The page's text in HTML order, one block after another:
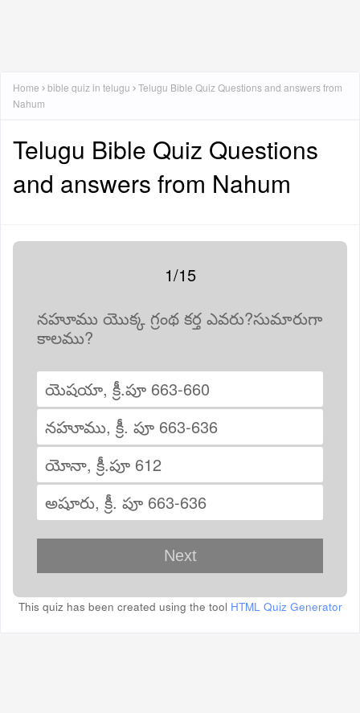
Home bible quiz in telugu
Telugu Bible Quiz Questions and answers from
Nahum
Telugu Bible Quiz Questions
and answers from Nahum
1/15
నహూము యొక్క గ్రంథ కర్త ఎవరు?సుమారుగా
కాలము?
యెషయా, క్రీ.పూ 663-660
నహూము, క్రీ. పూ 663-636
యోనా, క్రీ.పూ 612
అషూరు, క్రీ. పూ 663-636
This quiz has been created using the tool HTML Quiz Generator